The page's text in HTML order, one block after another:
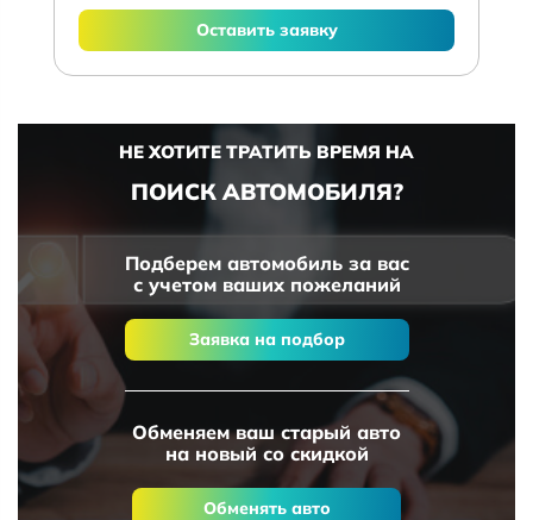
Оставить заявку
НЕ ХОТИТЕ ТРАТИТЬ ВРЕМЯ НА
ПОИСК АВТОМОБИЛЯ?
Подберем автомобиль за вас
с учетом ваших пожеланий
Заявка на подбор
Обменяем ваш старый авто
на новый со скидкой
Обменять авто